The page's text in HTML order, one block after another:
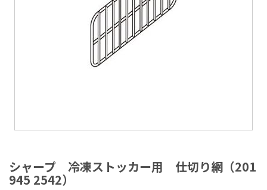
シャープ 冷凍ストッカー用 仕切り網（201
945 2542）
メ
ー
ジ